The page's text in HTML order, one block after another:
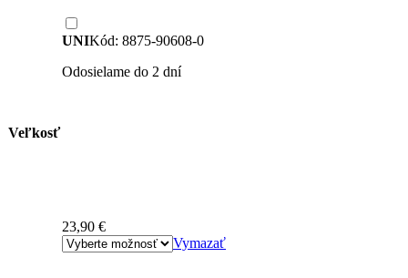
Veľkosť
UNIKód: 8875-90608-0
Odosielame do 2 dní
23,90 €
Vymazať